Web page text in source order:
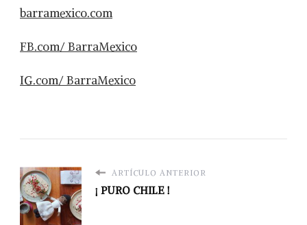
barramexico.com
FB.com/ BarraMexico
IG.com/ BarraMexico
ARTÍCULO ANTERIOR
¡ PURO CHILE !